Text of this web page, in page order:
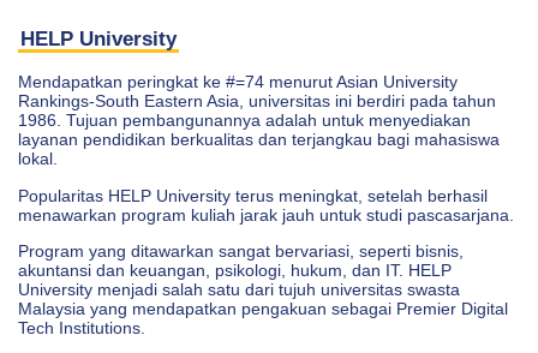
HELP University
Mendapatkan peringkat ke #=74 menurut Asian University
Rankings-South Eastern Asia, universitas ini berdiri pada tahun
1986. Tujuan pembangunannya adalah untuk menyediakan
layanan pendidikan berkualitas dan terjangkau bagi mahasiswa
lokal.
Popularitas HELP University terus meningkat, setelah berhasil
menawarkan program kuliah jarak jauh untuk studi pascasarjana.
Program yang ditawarkan sangat bervariasi, seperti bisnis,
akuntansi dan keuangan, psikologi, hukum, dan IT. HELP
University menjadi salah satu dari tujuh universitas swasta
Malaysia yang mendapatkan pengakuan sebagai Premier Digital
Tech Institutions.